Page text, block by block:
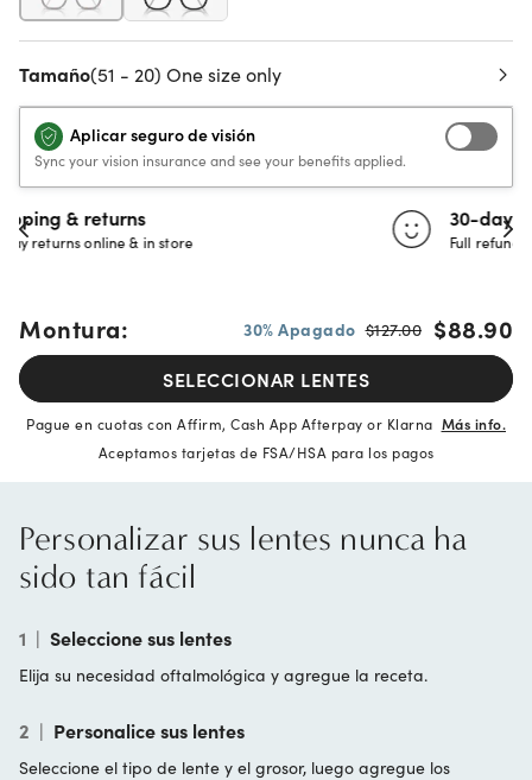
Tamaño(51 - 20) One size only
Aplicar seguro de visión
Sync your vision insurance and see your benefits applied.
30-day happiness guarantee
Full refund or replacement within 30 days
Montura: 30% Apagado $127.00 $88.90
SELECCIONAR LENTES
Pague en cuotas con Affirm, Cash App Afterpay or Klarna Más info.
Aceptamos tarjetas de FSA/HSA para los pagos
Personalizar sus lentes nunca ha
sido tan fácil
1 | Seleccione sus lentes
Elija su necesidad oftalmológica y agregue la receta.
2 | Personalice sus lentes
Seleccione el tipo de lente y el grosor, luego agregue los